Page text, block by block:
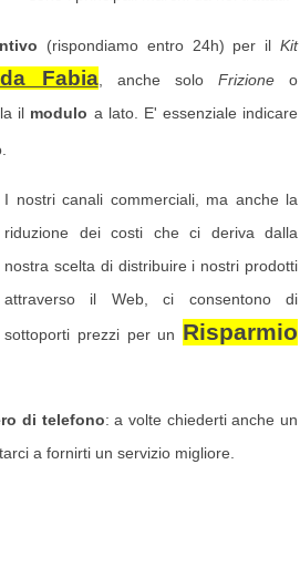
(rispondiamo entro 24h) per ilKit
Fabia, anche solo Frizioneo
il modulo a lato. E' essenziale indicare
I nostri canali commerciali, ma anche la
riduzione dei costi che ci deriva dalla
nostra scelta di distribuire i nostri prodotti
attraverso il Web, ci consentono di
sottoporti prezzi per un Risparmio
di telefono: a volte chiederti anche un
a fornirti un servizio migliore.